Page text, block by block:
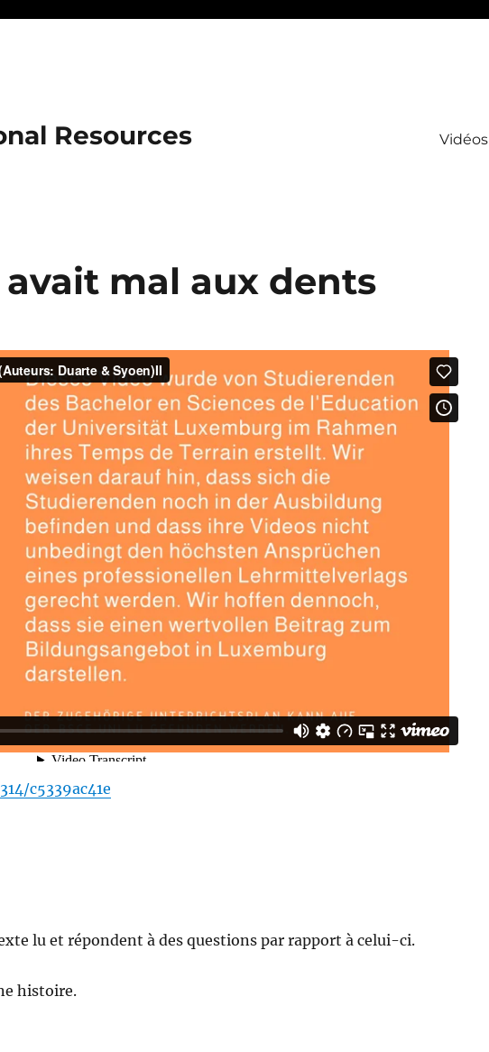
Resources Vidéos
mal aux dents
c5339ac41e
lu et répondent à des questions par rapport à celui-ci.
histoire.